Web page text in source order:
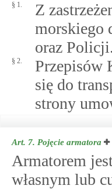
§ 1.
Z
morskiego
oraz Policji.
§ 2.
Przepisów
się do
strony
Art. 7. Pojęcie armatora
Armatorem
własnym lub